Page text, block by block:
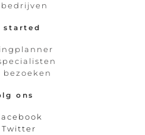
bedrijven
started
bezoeken
ons
Twitter